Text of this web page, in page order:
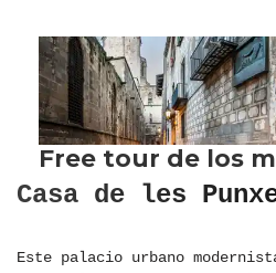
Casa de les
Este palacio urbano